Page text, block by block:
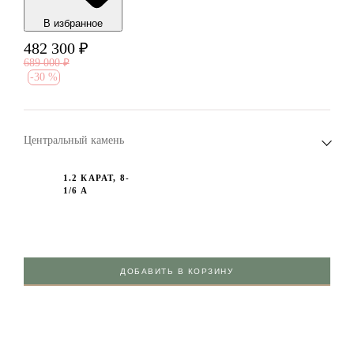
В избранноe
482 300 ₽
689 000 ₽
-30 %
Центральный камень
1.2 КАРАТ, 8-
1/6 А
ДОБАВИТЬ В КОРЗИНУ